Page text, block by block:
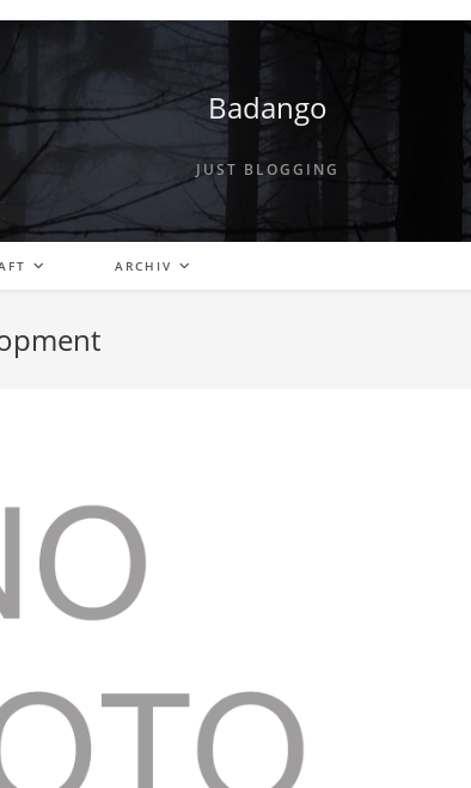
Badango
JUST BLOGGING
ARCHIV